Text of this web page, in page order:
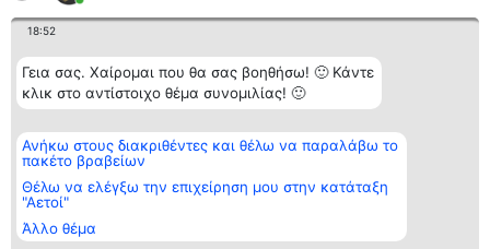
18:52
Γεια σας. Χαίρομαι που θα σας βοηθήσω! 🙂 Κάντε
κλικ στο αντίστοιχο θέμα συνομιλίας! 🙂
Ανήκω στους διακριθέντες και θέλω να παραλάβω το
πακέτο βραβείων
Θέλω να ελέγξω την επιχείρηση μου στην κατάταξη
"Αετοί"
Άλλο θέμα
Διοργανωτής της
κατάταξης
BEAUTIFUL COMPANY
ΤΗΛ. ΕΠΙΚΟΙΝΩΝΙΑΣ:
2104128019
email:
aetoi@beautifulcompany.co
Κατάταξη
Διακριθέντες
των
διακριθέντων
προϋποθέσεις
Επικοινωνία
Επικοινωνία